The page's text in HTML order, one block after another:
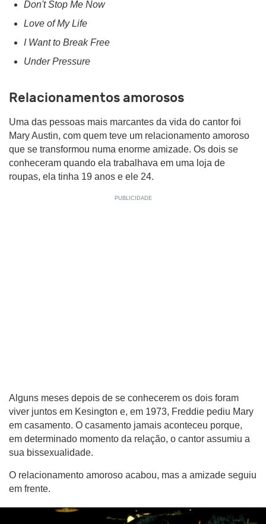
Don't Stop Me Now
Love of My Life
I Want to Break Free
Under Pressure
Relacionamentos amorosos
Uma das pessoas mais marcantes da vida do cantor foi
Mary Austin, com quem teve um relacionamento amoroso
que se transformou numa enorme amizade. Os dois se
conheceram quando ela trabalhava em uma loja de
roupas, ela tinha 19 anos e ele 24.
Alguns meses depois de se conhecerem os dois foram
viver juntos em Kesington e, em 1973, Freddie pediu Mary
em casamento. O casamento jamais aconteceu porque,
em determinado momento da relação, o cantor assumiu a
sua bissexualidade.
O relacionamento amoroso acabou, mas a amizade seguiu
em frente.